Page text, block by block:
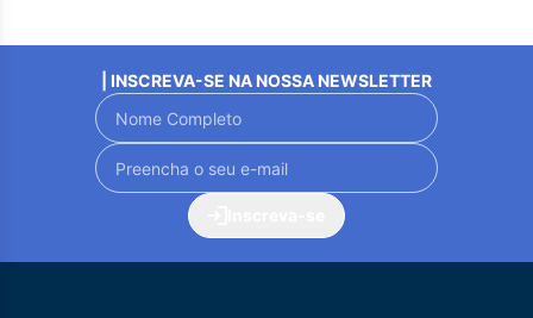
| INSCREVA-SE NA NOSSA NEWSLETTER